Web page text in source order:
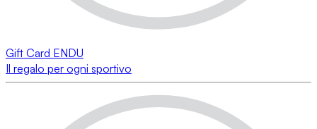
Gift Card ENDU
Il regalo per ogni sportivo